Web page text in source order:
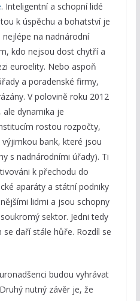
. Inteligentní a schopní lidé
k úspěchu a bohatství je
na nadnárodní
kdo nejsou dost chytří a
euroelity. Nebo aspoň
a poradenské firmy,
V polovině roku 2012
dynamika je
rostou rozpočty,
bank, které jsou
s nadnárodními úřady). Ti
k přechodu do
aparáty a státní podniky
lidmi a jsou schopny
sektor. Jedni tedy
daří stále hůře. Rozdíl se
budou vyhrávat
nutný závěr je, že